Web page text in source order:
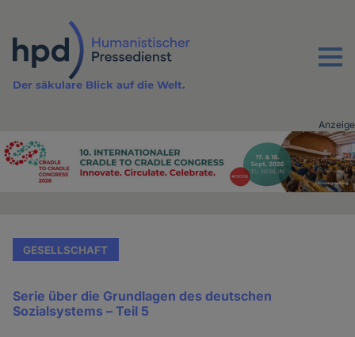
Inhalt
Menu
Der säkulare Blick auf die Welt.
Advertising
Anzeige
GESELLSCHAFT
Serie über die Grundlagen des deutschen
Sozialsystems – Teil 5